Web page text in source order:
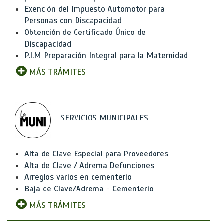
Exención del Impuesto Automotor para
Personas con Discapacidad
Obtención de Certificado Único de
Discapacidad
P.I.M Preparación Integral para la Maternidad
MÁS TRÁMITES
SERVICIOS MUNICIPALES
Alta de Clave Especial para Proveedores
Alta de Clave / Adrema Defunciones
Arreglos varios en cementerio
Baja de Clave/Adrema - Cementerio
MÁS TRÁMITES